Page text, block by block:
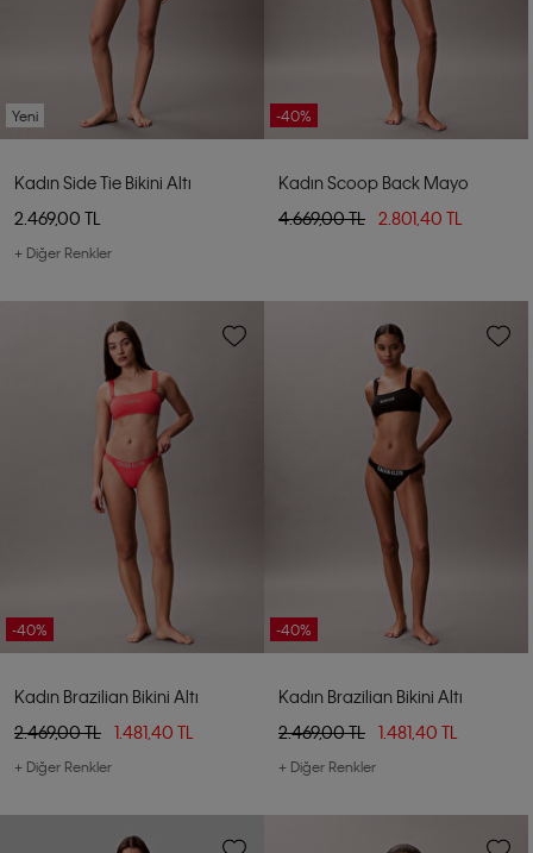
Yeni
Kadın Side Tie Bikini Altı
2.469,00 TL
+ Diğer Renkler
-40%
Kadın Scoop Back Mayo
4.669,00 TL
2.801,40 TL
-40%
Kadın Brazilian Bikini Altı
2.469,00 TL
1.481,40 TL
+ Diğer Renkler
-40%
Kadın Brazilian Bikini Altı
2.469,00 TL
1.481,40 TL
+ Diğer Renkler